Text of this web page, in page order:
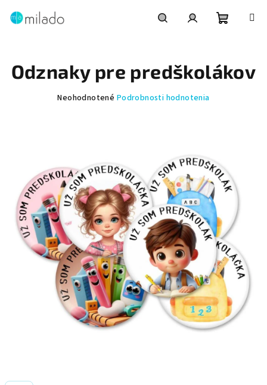
košík
Odznaky pre predškolákov
Priemerné
5
hviezdičiek.
Neohodnotené Podrobnosti hodnotenia